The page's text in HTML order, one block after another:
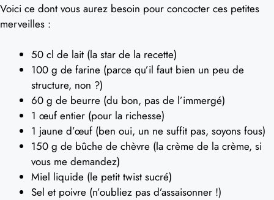
Voici ce dont vous aurez besoin pour concocter ces petites
merveilles :
50 cl de lait (la star de la recette)
100 g de farine (parce qu’il faut bien un peu de
structure, non ?)
60 g de beurre (du bon, pas de l’immergé)
1 œuf entier (pour la richesse)
1 jaune d’œuf (ben oui, un ne suffit pas, soyons fous)
150 g de bûche de chèvre (la crème de la crème, si
vous me demandez)
Miel liquide (le petit twist sucré)
Sel et poivre (n’oubliez pas d’assaisonner !)